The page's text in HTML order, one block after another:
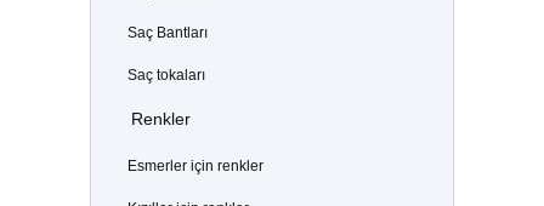
Saç Bantları
Saç tokaları
Renkler
Esmerler için renkler